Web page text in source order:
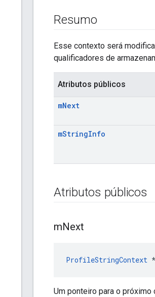
Resumo
Esse contexto será
qualificadores de
Atributos públicos
mNext
mStringInfo
Atributos públicos
mNext
ProfileStringContext
Um ponteiro para o